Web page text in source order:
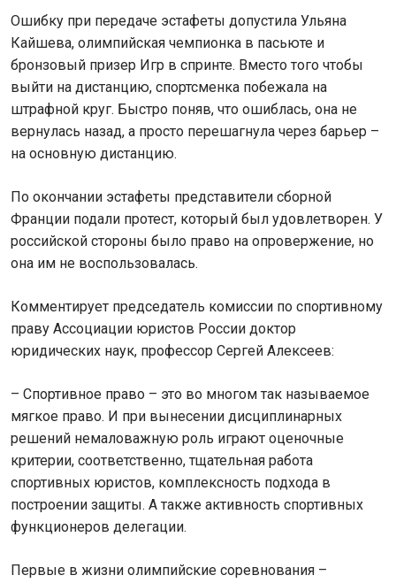
Ошибку при передаче эстафеты допустила Ульяна
Кайшева, олимпийская чемпионка в пасьюте и
бронзовый призер Игр в спринте. Вместо того чтобы
выйти на дистанцию, спортсменка побежала на
штрафной круг. Быстро поняв, что ошиблась, она не
вернулась назад, а просто перешагнула через барьер –
на основную дистанцию.
По окончании эстафеты представители сборной
Франции подали протест, который был удовлетворен. У
российской стороны было право на опровержение, но
она им не воспользовалась.
Комментирует председатель комиссии по спортивному
праву Ассоциации юристов России доктор
юридических наук, профессор Сергей Алексеев:
– Спортивное право – это во многом так называемое
мягкое право. И при вынесении дисциплинарных
решений немаловажную роль играют оценочные
критерии, соответственно, тщательная работа
спортивных юристов, комплексность подхода в
построении защиты. А также активность спортивных
функционеров делегации.
Первые в жизни олимпийские соревнования –